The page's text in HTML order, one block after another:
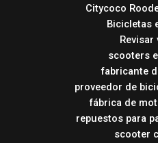
Citycoco
Bicicletas
Revisar
scooters
fabricante
proveedor de
fábrica de
repuestos para
scooter